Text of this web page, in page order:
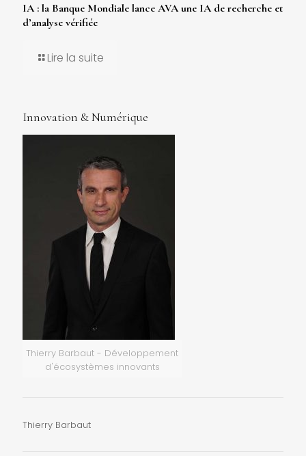
IA : la Banque Mondiale lance AVA une IA de recherche et
d’analyse vérifiée
Lire la suite
Innovation & Numérique
Thierry Barbaut - Développement
d'écosystèmes innovants
Thierry Barbaut